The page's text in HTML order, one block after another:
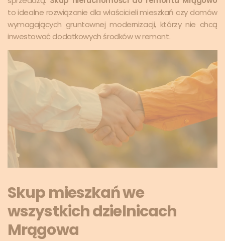
to idealne rozwiązanie dla właścicieli mieszkań czy domów
wymagających gruntownej modernizacji, którzy nie chcą
inwestować dodatkowych środków w remont.
Skup mieszkań we
wszystkich dzielnicach
Mrągowa